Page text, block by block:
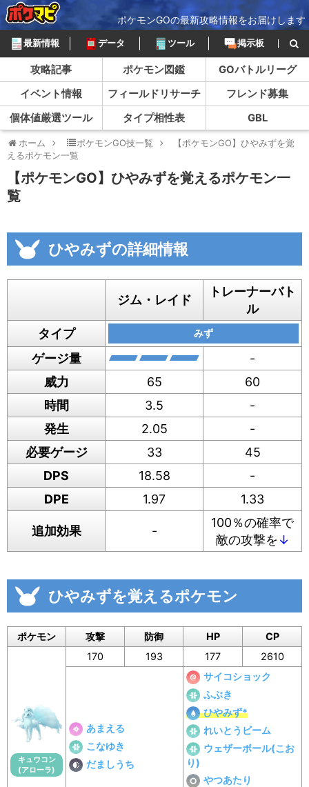
ポケモンGOの最新攻略情報をお届けします
最新情報 データ ツール 掲示板
攻略記事 ポケモン図鑑
GOバトルリーグ
イベント情報
フィールドリサーチ
フレンド募集
個体値厳選ツール
タイプ相性表 GBL
ホーム ポケモンGO技一覧
【ポケモンGO】ひやみずを覚
えるポケモン一覧
【ポケモンGO】ひやみずを覚えるポケモン一
覧
ひやみずの詳細情報
ジム・レイド
トレーナーバト
ル
タイプ
みず
ゲージ量
-
威力
65
60
時間
3.5
-
発生
2.05
-
必要ゲージ
33
45
DPS
18.58
-
DPE
1.97 1.33
追加効果 -
100％の確率で
敵の攻撃を ↓
ひやみずを覚えるポケモン
ポケモン 攻撃 防御 HP CP
キュウコン
(アローラ)
170 193 177 2610
あまえる
こなゆき
だましうち
サイコショック
ふぶき
ひやみず*
れいとうビーム
ウェザーボール(こお
り)
やつあたり